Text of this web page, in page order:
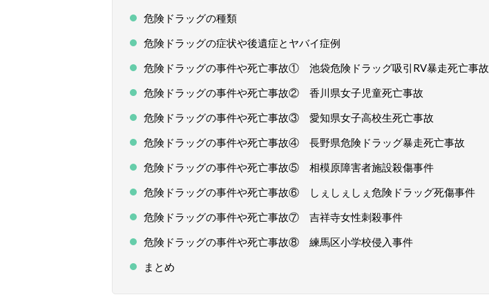
危険ドラッグの種類
危険ドラッグの症状や後遺症とヤバイ症例
危険ドラッグの事件や死亡事故① 池袋危険ドラッグ吸引RV暴走死亡事故
危険ドラッグの事件や死亡事故② 香川県女子児童死亡事故
危険ドラッグの事件や死亡事故③ 愛知県女子高校生死亡事故
危険ドラッグの事件や死亡事故④ 長野県危険ドラッグ暴走死亡事故
危険ドラッグの事件や死亡事故⑤ 相模原障害者施設殺傷事件
危険ドラッグの事件や死亡事故⑥ しぇしぇしぇ危険ドラッグ死傷事件
危険ドラッグの事件や死亡事故⑦ 吉祥寺女性刺殺事件
危険ドラッグの事件や死亡事故⑧ 練馬区小学校侵入事件
まとめ